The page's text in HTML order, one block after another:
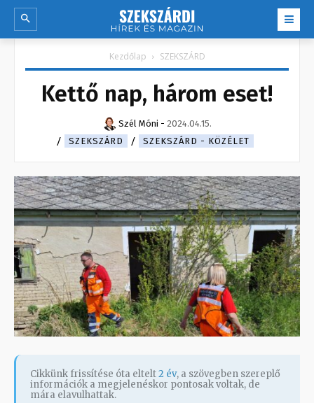
Kezdőlap SZEKSZÁRD
Kettő nap, három eset!
Szél Móni - 2024.04.15.
SZEKSZÁRD
SZEKSZÁRD - KÖZÉLET
Cikkünk frissítése óta eltelt2 év, a szövegben szereplő
információk a megjelenéskor pontosak voltak, de
mára elavulhattak.